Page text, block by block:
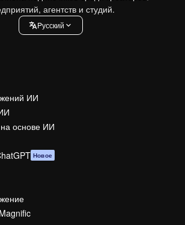
агентств и студий.
Pусский
ИИ
основе ИИ
Новое